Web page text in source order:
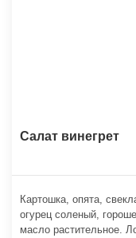
Салат винегрет
Картошка, опята,
огурец соленый,
масло растительное.